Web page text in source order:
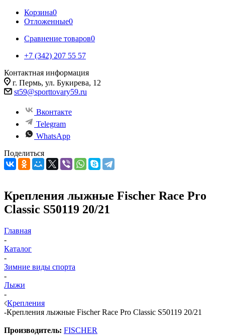
Корзина0
Отложенные0
Сравнение товаров0
+7 (342) 207 55 57
Контактная информация
г. Пермь, ул. Букирева, 12
st59@sporttovary59.ru
Вконтакте
Telegram
WhatsApp
Поделиться
Крепления лыжные Fischer Race Pro
Classic S50119 20/21
Главная
-
Каталог
-
Зимние виды спорта
-
Лыжи
-
Крепления
-Крепления лыжные Fischer Race Pro Classic S50119 20/21
Производитель: FISCHER